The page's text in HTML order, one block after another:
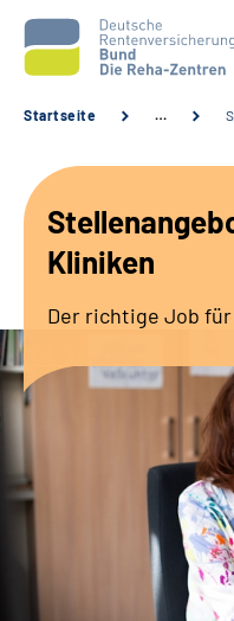
Unsere Kliniken
Sozialdienste &
Erweiterte Suche
Gebärdensprache
Leichte Sprache
Startseite …
Kliniken
Der richtige Job